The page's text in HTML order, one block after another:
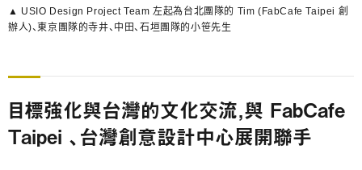
▲ USIO Design Project Team 左起為台北團隊的 Tim (FabCafe Taipei 創
辦人)、東京團隊的寺井、中田、石垣團隊的小笹先生
目標強化與台灣的文化交流，與 FabCafe
Taipei 、台灣創意設計中心展開聯手